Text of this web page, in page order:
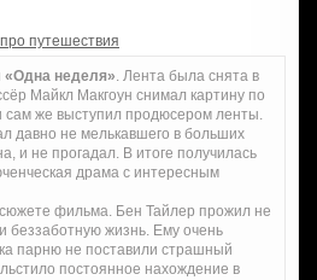
путешествия
неделя». Лента была снята в
Майкл Макгоун снимал картину по
сам же выступил продюсером ленты.
давно не мелькавшего в больших
и не прогадал. В итоге получилась
драма с интересным
фильма. Бен Тайлер прожил не
беззаботную жизнь. Ему очень
парню не поставили страшный
постоянное нахождение в